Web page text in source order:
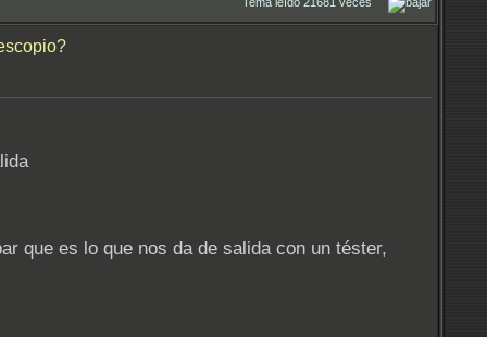
que es lo que nos da de salida con un téster,